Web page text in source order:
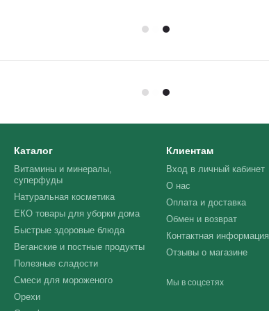
Каталог
Витамины и минералы,
суперфуды
Натуральная косметика
ЕКО товары для уборки дома
Быстрые здоровые блюда
Веганские и постные продукты
Полезные сладости
Смеси для мороженого
Орехи
Клиентам
Вход в личный кабинет
О нас
Оплата и доставка
Обмен и возврат
Контактная информация
Отзывы о магазине
Мы в соцсетях